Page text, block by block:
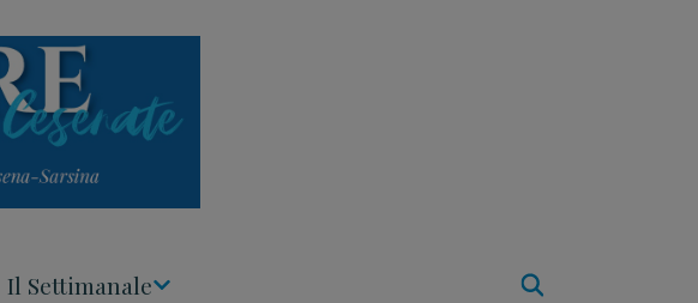
Il Settimanale